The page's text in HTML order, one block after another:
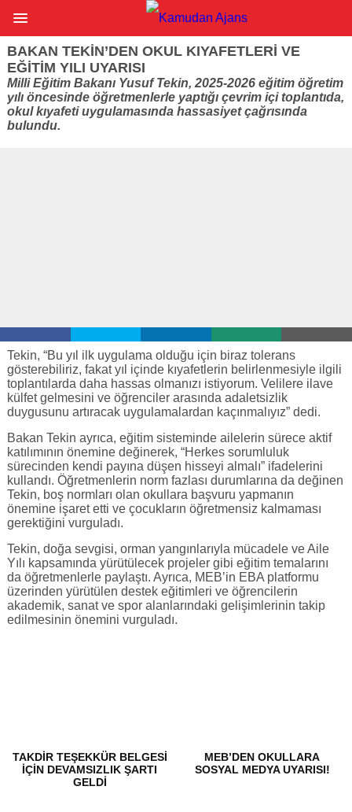
BAKAN TEKIN’DEN OKUL KIYAFETLERI VE
EĞITIM YILI UYARISI
Milli Eğitim Bakanı Yusuf Tekin, 2025-2026 eğitim öğretim
yılı öncesinde öğretmenlerle yaptığı çevrim içi toplantıda,
okul kıyafeti uygulamasında hassasiyet çağrısında
bulundu.
Tekin, “Bu yıl ilk uygulama olduğu için biraz tolerans
gösterebiliriz, fakat yıl içinde kıyafetlerin belirlenmesiyle ilgili
toplantılarda daha hassas olmanızı istiyorum. Velilere ilave
külfet gelmesini ve öğrenciler arasında adaletsizlik
duygusunu artıracak uygulamalardan kaçınmalıyız” dedi.
Bakan Tekin ayrıca, eğitim sisteminde ailelerin sürece aktif
katılımının önemine değinerek, “Herkes sorumluluk
sürecinden kendi payına düşen hisseyi almalı” ifadelerini
kullandı. Öğretmenlerin norm fazlası durumlarına da değinen
Tekin, boş normları olan okullara başvuru yapmanın
önemine işaret etti ve çocukların öğretmensiz kalmaması
gerektiğini vurguladı.
Tekin, doğa sevgisi, orman yangınlarıyla mücadele ve Aile
Yılı kapsamında yürütülecek projeler gibi eğitim temalarını
da öğretmenlerle paylaştı. Ayrıca, MEB’in EBA platformu
üzerinden yürütülen destek eğitimleri ve öğrencilerin
akademik, sanat ve spor alanlarındaki gelişimlerinin takip
edilmesinin önemini vurguladı.
TAKDIR TEŞEKKÜR BELGESI
İÇIN DEVAMSIZLIK ŞARTI
GELDI
MEB’DEN OKULLARA
SOSYAL MEDYA UYARISI!